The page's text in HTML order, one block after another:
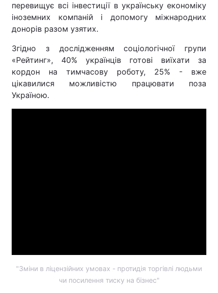
перевищує всі інвестиції в українську економіку
іноземних компаній і допомогу міжнародних
донорів разом узятих.
Згідно з дослідженням соціологічної групи
«Рейтинг», 40% українців готові виїхати за
кордон на тимчасову роботу, 25% - вже
цікавилися можливістю працювати поза
Україною.
"Зміни в ліцензійних умовах - протидія торгівлі людьми
чи посилення тиску на бізнес"